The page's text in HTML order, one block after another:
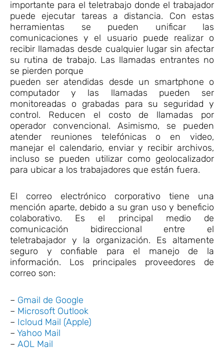
importante para el teletrabajo donde el trabajador
puede ejecutar tareas a distancia. Con estas
herramientas se pueden unificar las
comunicaciones y el usuario puede realizar o
recibir llamadas desde cualquier lugar sin afectar
su rutina de trabajo. Las llamadas entrantes no
se pierden porque
pueden ser atendidas desde un smartphone o
computador y las llamadas pueden ser
monitoreadas o grabadas para su seguridad y
control. Reducen el costo de llamadas por
operador convencional. Asimismo, se pueden
atender reuniones telefónicas o en video,
manejar el calendario, enviar y recibir archivos,
incluso se pueden utilizar como geolocalizador
para ubicar a los trabajadores que están fuera.
El correo electrónico corporativo tiene una
mención aparte, debido a su gran uso y beneficio
colaborativo. Es el principal medio de
comunicación bidireccional entre el
teletrabajador y la organización. Es altamente
seguro y confiable para el manejo de la
información. Los principales proveedores de
correo son:
– Gmail de Google
– Microsoft Outlook
– Icloud Mail (Apple)
– Yahoo Mail
– AOL Mail